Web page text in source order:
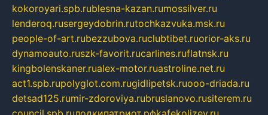
kokoroyari.spb.rublesna-kazan.rumossilver.ru
lenderoq.rusergeydobrin.rutochkazvuka.msk.ru
people-of-art.rubezzubova.ruclubtibet.ruorior-aks.ru
dynamoauto.ruszk-favorit.rucarlines.ruflatnsk.ru
kingbolenskaner.rualex-motor.ruastroline.net.ru
act1.spb.rupolyglot.com.rugidlipetsk.ruooo-driada.ru
detsad125.rumir-zdoroviya.rubruslanovo.rusiterem.ru